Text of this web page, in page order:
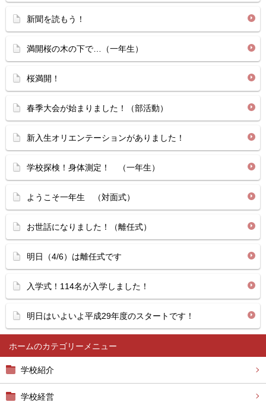
ホーム
学校紹介
学校経営
新聞を読もう！
満開桜の木の下で…（一年生）
桜満開！
春季大会が始まりました！（部活動）
新入生オリエンテーションがありました！
学校探検！身体測定！ （一年生）
ようこそ一年生 （対面式）
お世話になりました！（離任式）
明日（4/6）は離任式です
入学式！114名が入学しました！
明日はいよいよ平成29年度のスタートです！